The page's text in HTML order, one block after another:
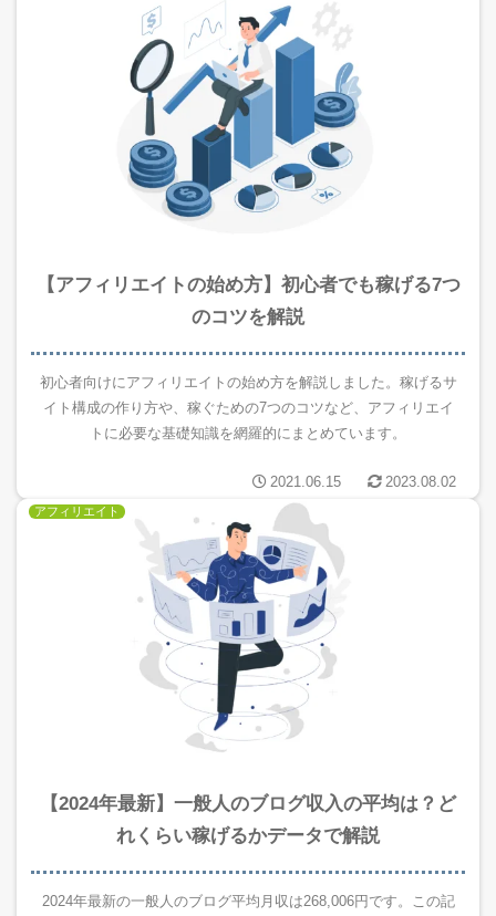
【アフィリエイトの始め方】初心者でも稼げる7つ
のコツを解説
初心者向けにアフィリエイトの始め方を解説しました。稼げるサ
イト構成の作り方や、稼ぐための7つのコツなど、アフィリエイ
トに必要な基礎知識を網羅的にまとめています。
2021.06.15 2023.08.02
アフィリエイト
【2024年最新】一般人のブログ収入の平均は？ど
れくらい稼げるかデータで解説
2024年最新の一般人のブログ平均月収は268,006円です。この記